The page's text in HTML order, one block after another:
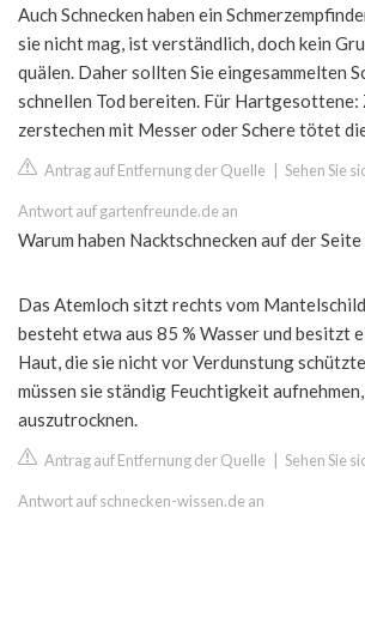
Auch Schnecken haben ein
sie nicht mag, ist verständlich, doch kein
quälen. Daher sollten Sie eingesammelten
schnellen Tod bereiten. Für Hartgesottene:
zerstechen mit Messer oder Schere tötet
Antrag auf Entfernung der Quelle Sehen Sie
Antwort auf gartenfreunde.de an
Warum haben Nacktschnecken auf der Seite
Das Atemloch sitzt rechts vom
besteht etwa aus 85 % Wasser und besitzt
Haut, die sie nicht vor Verdunstung
müssen sie ständig Feuchtigkeit
auszutrocknen.
Antrag auf Entfernung der Quelle Sehen Sie
Antwort auf schnecken-wissen.de an